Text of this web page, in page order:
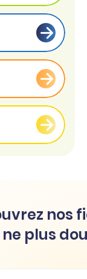
nos
plus